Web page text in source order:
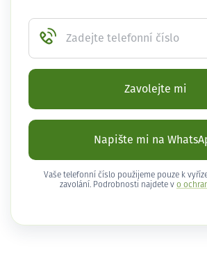
Zadejte telefonní číslo
Zavolejte mi
Napište mi na
Vaše telefonní číslo použijeme pouze k
zavolání. Podrobnosti najdete v o